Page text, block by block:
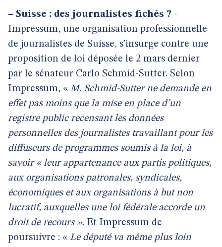
– Suisse : des journalistes fichés ? -
Impressum, une organisation professionnelle
de journalistes de Suisse, s’insurge contre une
proposition de loi déposée le 2 mars dernier
par le sénateur Carlo Schmid-Sutter. Selon
Impressum, « M. Schmid-Sutter ne demande en
effet pas moins que la mise en place d’un
registre public recensant les données
personnelles des journalistes travaillant pour les
diffuseurs de programmes soumis à la loi, à
savoir « leur appartenance aux partis politiques,
aux organisations patronales, syndicales,
économiques et aux organisations à but non
lucratif, auxquelles une loi fédérale accorde un
droit de recours ». Et Impressum de
poursuivre : « Le député va même plus loin